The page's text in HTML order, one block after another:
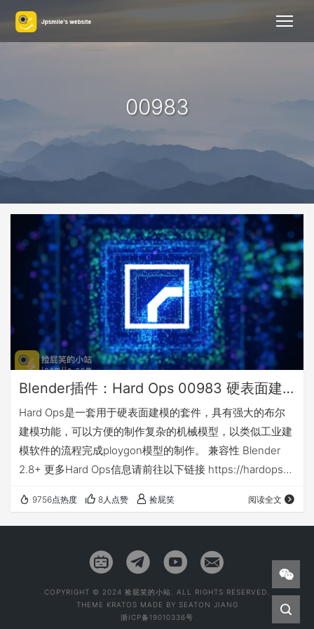
00983
Blender插件：Hard Ops 00983 硬表面建模的套件神器
Hard Ops是一套用于硬表面建模的套件，具有强大的布尔
建模功能，可以方便的制作复杂的机械模型，以类似工业建
模软件的流程完成ploygon模型的制作。 兼容性 Blender
2.8+ 更多Hard Ops信息请前往以下链接 https://hardops-
装方法。 下载地址 欢迎加入QQ群交流，网站默认解压密
码：jpsmile.com
9756点热度 8人点赞 捡屁笑 阅读全文
COPYRIGHT © 2024 捡屁笑的小站. ALL RIGHTS RESERVED.
THEME KRATOS MADE BY SEATON JIANG
浙ICP备19010336号